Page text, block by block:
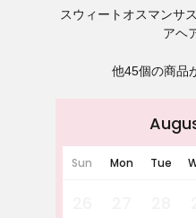
スウィートオスマンサ
アヘ
他45個の商品
Sun Mon Tue